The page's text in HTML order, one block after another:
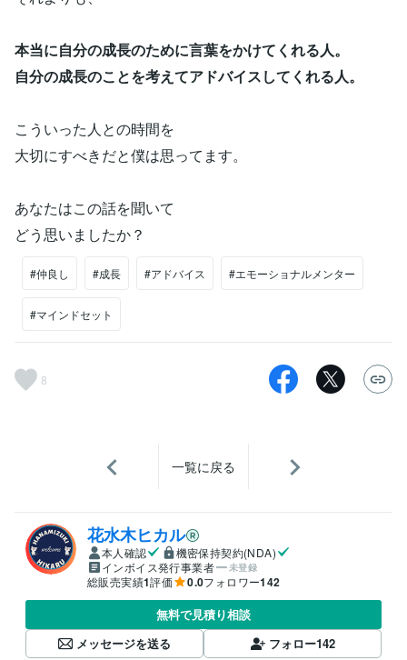
本当に自分の成長のために言葉をかけてくれる人。
自分の成長のことを考えてアドバイスしてくれる人。
こういった人との時間を
大切にすべきだと僕は思ってます。
あなたはこの話を聞いて
どう思いましたか？
#仲良し #成長 #アドバイス #エモーショナルメンター
#マインドセット
8
一覧に戻る
花水木ヒカル
本人確認
機密保持契約(NDA)
インボイス発行事業者
未登録
総販売実績1評価 0.0フォロワー142
無料で見積り相談
メッセージを送る
フォロー142